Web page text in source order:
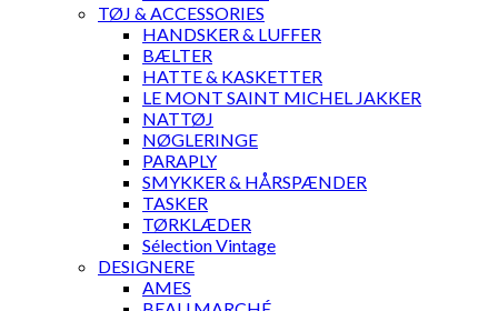
TØJ & ACCESSORIES
HANDSKER & LUFFER
BÆLTER
HATTE & KASKETTER
LE MONT SAINT MICHEL JAKKER
NATTØJ
NØGLERINGE
PARAPLY
SMYKKER & HÅRSPÆNDER
TASKER
TØRKLÆDER
Sélection Vintage
DESIGNERE
AMES